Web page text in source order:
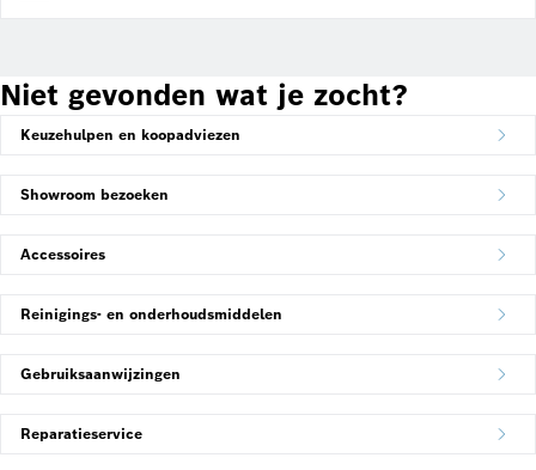
Niet gevonden wat je zocht?
Keuzehulpen en koopadviezen
Showroom bezoeken
Accessoires
Reinigings- en onderhoudsmiddelen
Gebruiksaanwijzingen
Reparatieservice